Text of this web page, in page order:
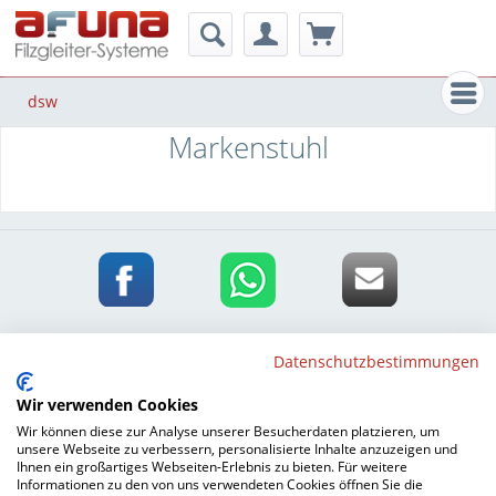
dsw
Markenstuhl
Versandarten
Unternehmen
Datenschutzbestimmungen
Wir verwenden Cookies
Wir können diese zur Analyse unserer Besucherdaten platzieren, um
unsere Webseite zu verbessern, personalisierte Inhalte anzuzeigen und
Ihnen ein großartiges Webseiten-Erlebnis zu bieten. Für weitere
Informationen zu den von uns verwendeten Cookies öffnen Sie die